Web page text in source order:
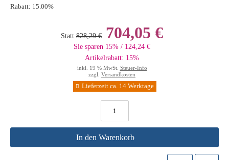
Rabatt: 15.00%
Statt 828,29 € 704,05 €
Sie sparen 15% / 124,24 €
Artikelrabatt: 15%
inkl. 19 % MwSt. Steuer-Info
zzgl. Versandkosten
Lieferzeit ca. 14 Werktage
In den Warenkorb